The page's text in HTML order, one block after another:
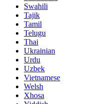
Swahili
Tajik
Tamil
Telugu
Thai
Ukrainian
Urdu
Uzbek
Vietnamese
Welsh
Xhosa